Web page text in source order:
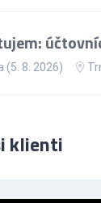
(5. 8. 2026)
klienti